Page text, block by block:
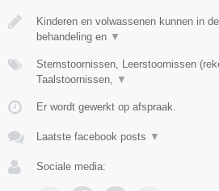
Kinderen en volwassenen kunnen in
behandeling en ▼
Stemstoornissen, Leerstoornissen
Taalstoornissen,
▼
Er wordt gewerkt op afspraak.
Laatste facebook posts ▼
Sociale media: